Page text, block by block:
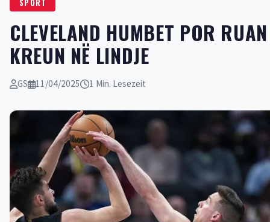
SPORT
CLEVELAND HUMBET POR RUAN
KREUN NË LINDJE
GS 11/04/2025 1 Min. Lesezeit